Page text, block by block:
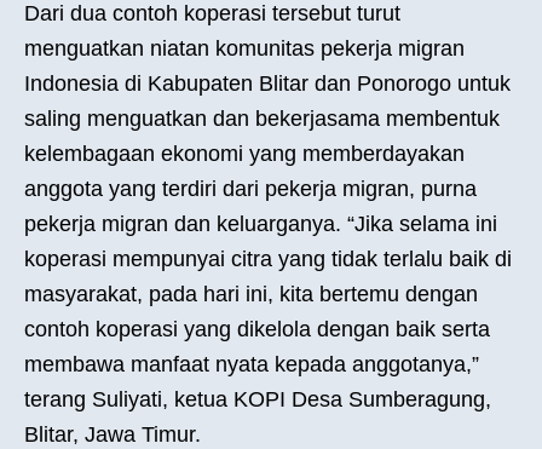
Dari dua contoh koperasi tersebut turut
menguatkan niatan komunitas pekerja migran
Indonesia di Kabupaten Blitar dan Ponorogo untuk
saling menguatkan dan bekerjasama membentuk
kelembagaan ekonomi yang memberdayakan
anggota yang terdiri dari pekerja migran, purna
pekerja migran dan keluarganya. “Jika selama ini
koperasi mempunyai citra yang tidak terlalu baik di
masyarakat, pada hari ini, kita bertemu dengan
contoh koperasi yang dikelola dengan baik serta
membawa manfaat nyata kepada anggotanya,”
terang Suliyati, ketua KOPI Desa Sumberagung,
Blitar, Jawa Timur.